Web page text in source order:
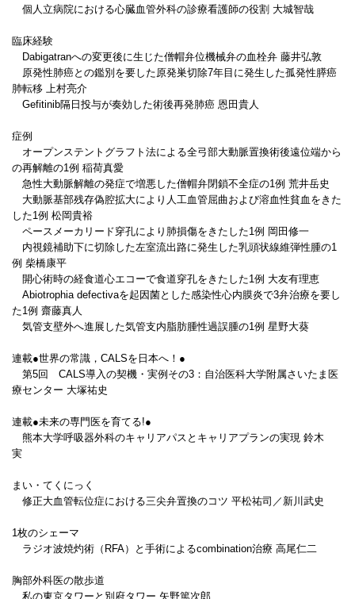
個人立病院における心臓血管外科の診療看護師の役割 大城智哉
臨床経験
Dabigatranへの変更後に生じた僧帽弁位機械弁の血栓弁 藤井弘敦
原発性肺癌との鑑別を要した原発巣切除7年目に発生した孤発性膵癌
肺転移 上村亮介
Gefitinib隔日投与が奏効した術後再発肺癌 恩田貴人
症例
オープンステントグラフト法による全弓部大動脈置換術後遠位端から
の再解離の1例 稲荷真愛
急性大動脈解離の発症で増悪した僧帽弁閉鎖不全症の1例 荒井岳史
大動脈基部残存偽腔拡大により人工血管屈曲および溶血性貧血をきた
した1例 松岡貴裕
ペースメーカリード穿孔により肺損傷をきたした1例 岡田修一
内視鏡補助下に切除した左室流出路に発生した乳頭状線維弾性腫の1
例 柴橋康平
開心術時の経食道心エコーで食道穿孔をきたした1例 大友有理恵
Abiotrophia defectivaを起因菌とした感染性心内膜炎で3弁治療を要し
た1例 齋藤真人
気管支壁外へ進展した気管支内脂肪腫性過誤腫の1例 星野大葵
連載●世界の常識，CALSを日本へ！●
第5回 CALS導入の契機・実例その3：自治医科大学附属さいたま医
療センター 大塚祐史
連載●未来の専門医を育てる!●
熊本大学呼吸器外科のキャリアパスとキャリアプランの実現 鈴木
実
まい・てくにっく
修正大血管転位症における三尖弁置換のコツ 平松祐司／新川武史
1枚のシェーマ
ラジオ波焼灼術（RFA）と手術によるcombination治療 高尾仁二
胸部外科医の散歩道
私の東京タワーと別府タワー 矢野篤次郎